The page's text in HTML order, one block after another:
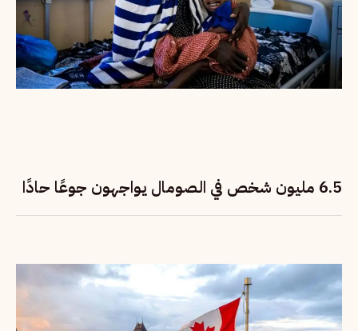
6.5 مليون شخص في الصومال يواجهون جوعًا حادًا